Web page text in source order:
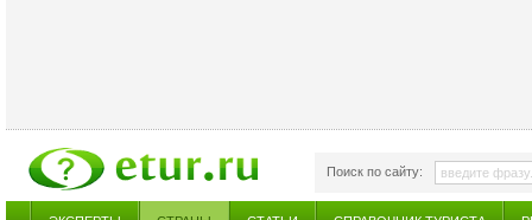
Поиск по сайту: